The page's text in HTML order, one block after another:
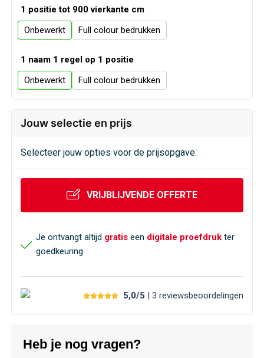
1 positie tot 900 vierkante cm
Onbewerkt
Full colour
1 naam 1 regel op 1 positie
Onbewerkt
Full colour
Jouw selectie en prijs
Selecteer jouw opties voor de prijsopgave.
VRIJBLIJVENDE OFFERTE
Je ontvangt altijd gratis een digitale proefdruk ter
goedkeuring
5,0/5 | 3 reviewsbeoordelingen
Heb je nog vragen?